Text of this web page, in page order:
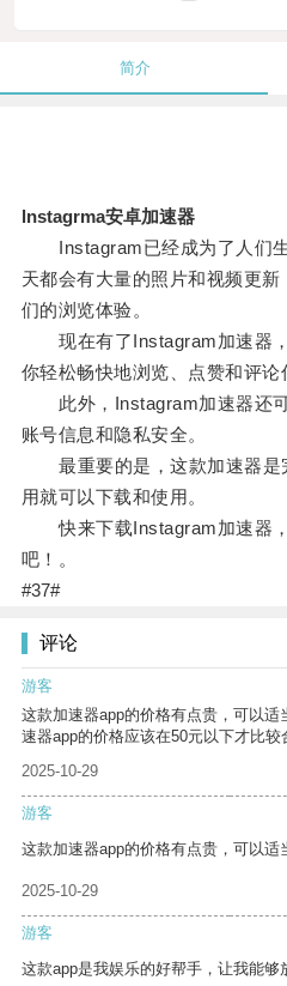
简介
lnstagrma安卓加速器
Instagram已经成为了人们生
天都会有大量的照片和视频更
们的浏览体验。
现在有了Instagram加速器，
你轻松畅快地浏览、点赞和评论
此外，Instagram加速器还可
账号信息和隐私安全。
最重要的是，这款加速器是
用就可以下载和使用。
快来下载Instagram加速器，
吧！。
#37#
评论
游客
这款加速器app的价格有点贵，可以
速器app的价格应该在50元以下才比较
2025-10-29
游客
这款加速器app的价格有点贵，可以适
2025-10-29
游客
这款app是我娱乐的好帮手，让我能够